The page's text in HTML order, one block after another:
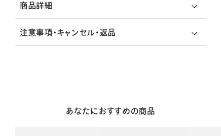
商品詳細
注意事項・キャンセル・返品
あなたにおすすめの商品